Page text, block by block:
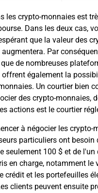
les crypto-monnaies est
Dans les deux cas,
que la valeur des
Par
de nombreuses
également la
Un courtier bien
des crypto-monnaies,
actions est le courtier
à négocier les crypto-
particuliers ont besoin
seulement 100 $ et de l'un
en charge, notamment le
crédit et les portefeuilles
clients peuvent ensuite